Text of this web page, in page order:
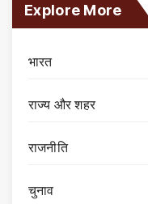
Explore More
भारत
राज्य और शहर
राजनीति
चुनाव